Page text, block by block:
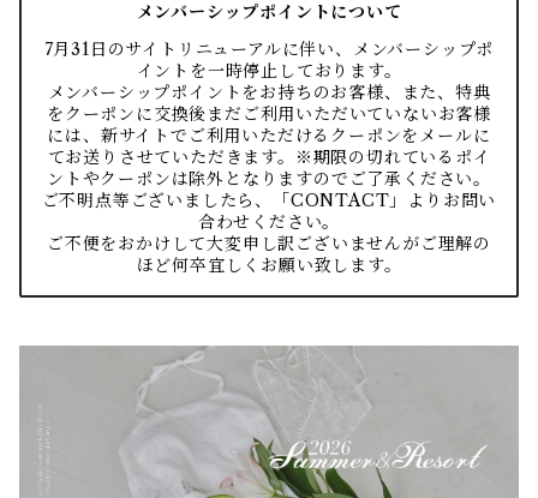
メンバーシップポイントについて
7月31日のサイトリニューアルに伴い、メンバーシップポ
イントを一時停止しております。
メンバーシップポイントをお持ちのお客様、また、特典
をクーポンに交換後まだご利用いただいていないお客様
には、新サイトでご利用いただけるクーポンをメールに
てお送りさせていただきます。※期限の切れているポイ
ントやクーポンは除外となりますのでご了承ください。
ご不明点等ございましたら、「CONTACT」よりお問い
合わせください。
ご不便をおかけして大変申し訳ございませんがご理解の
ほど何卒宜しくお願い致します。